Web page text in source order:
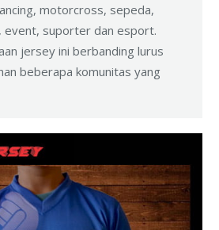
motorcross, sepeda,
event, suporter dan esport.
jersey ini berbanding lurus
beberapa komunitas yang